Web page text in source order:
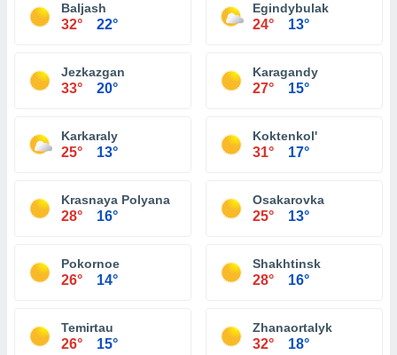
Baljash
32° 22°
Egindybulak
24° 13°
Jezkazgan
33° 20°
Karagandy
27° 15°
Karkaraly
25° 13°
Koktenkol'
31° 17°
Krasnaya Polyana
28° 16°
Osakarovka
25° 13°
Pokornoe
26° 14°
Shakhtinsk
28° 16°
Temirtau
26° 15°
Zhanaortalyk
32° 18°